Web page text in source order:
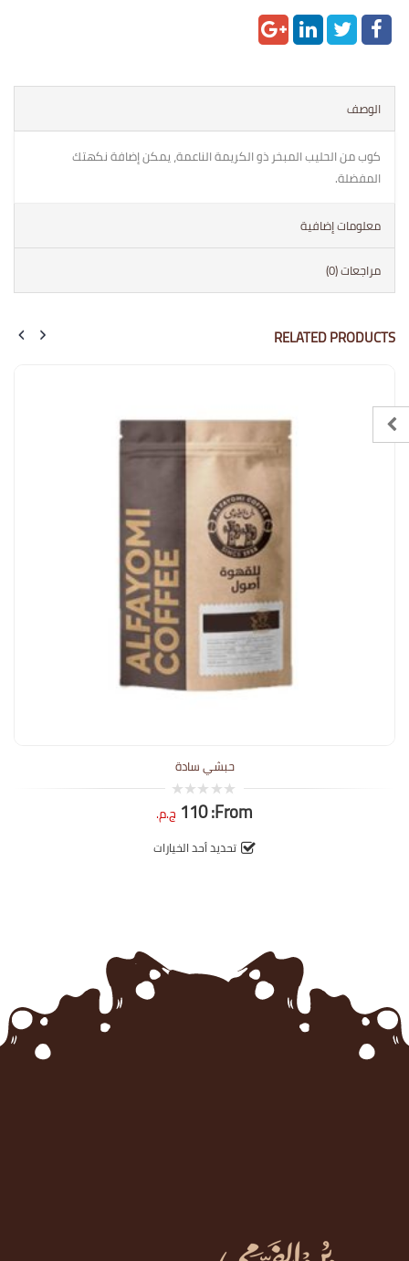
الوصف
كوب من الحليب المبخر ذو الكريمة الناعمة، يمكن إضافة نكهتك
المفضلة.
معلومات إضافية
مراجعات (0)
RELATED PRODUCTS
حبشي سادة
0
out
5
From:
110 ج.م.
تحديد أحد الخيارات